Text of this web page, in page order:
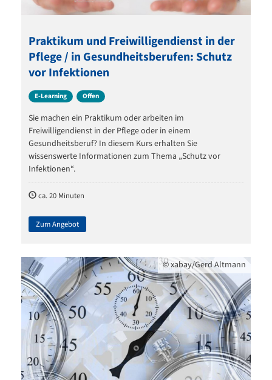
Praktikum und Freiwilligendienst in der
Pflege / in Gesundheitsberufen: Schutz
vor Infektionen
E-Learning Offen
Sie machen ein Praktikum oder arbeiten im
Freiwilligendienst in der Pflege oder in einem
Gesundheitsberuf? In diesem Kurs erhalten Sie
wissenswerte Informationen zum Thema „Schutz vor
Infektionen“.
ca. 20 Minuten
Zum Angebot
©xabay/Gerd Altmann